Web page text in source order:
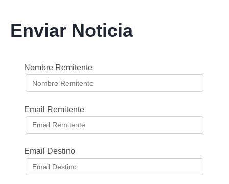
Enviar Noticia
Nombre Remitente
Email Remitente
Email Destino